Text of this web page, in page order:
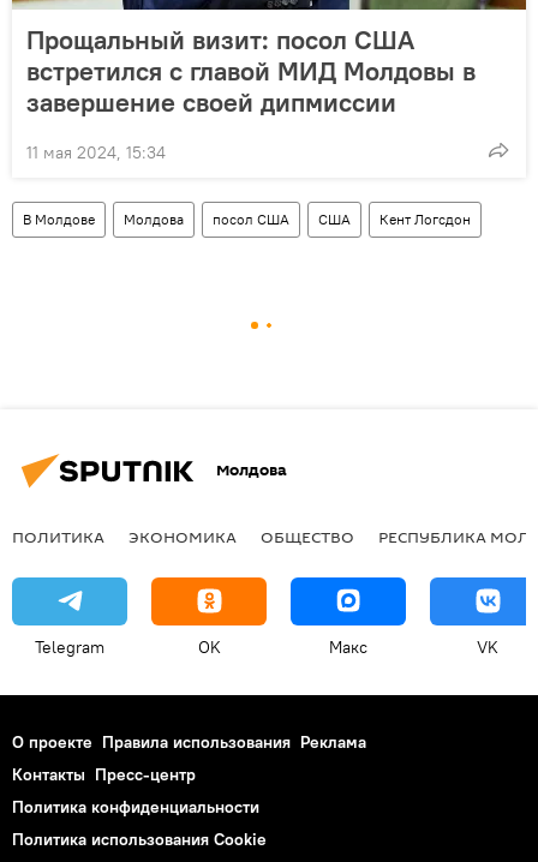
Прощальный визит: посол США
встретился с главой МИД Молдовы в
завершение своей дипмиссии
11 мая 2024, 15:34
В Молдове Молдова посол США США Кент Логсдон
Молдова
ПОЛИТИКА ЭКОНОМИКА ОБЩЕСТВО РЕСПУБЛИКА
Telegram OK Макс VK
О проекте Правила использования Реклама
Контакты Пресс-центр
Политика конфиденциальности
Политика использования Cookie